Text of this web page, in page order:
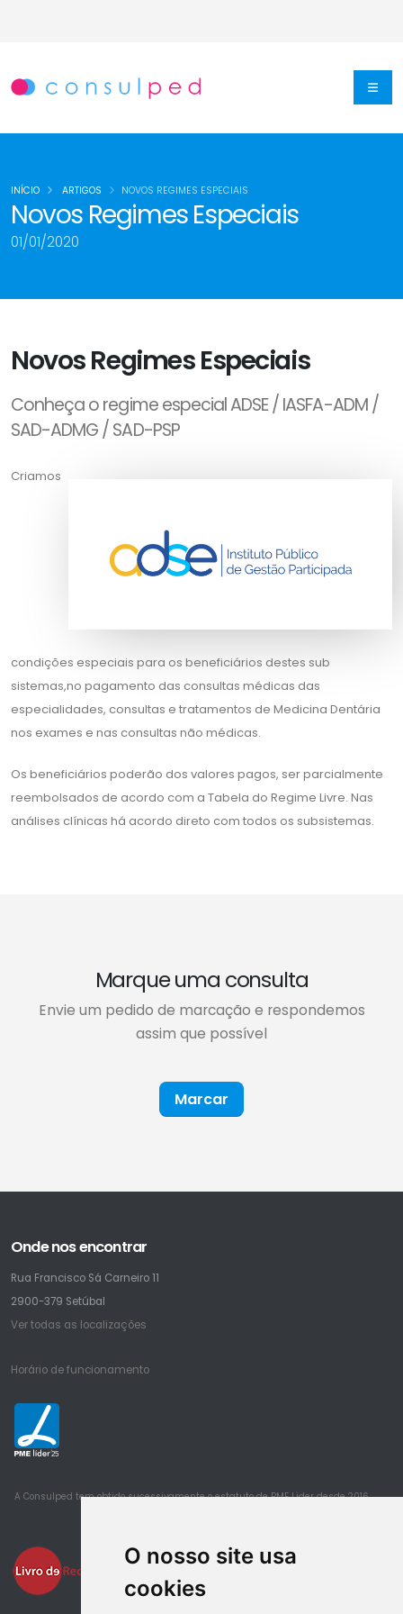
O nosso site usa
cookies
Novos Regimes Especiais
01/01/2020
INÍCIO ARTIGOS NOVOS REGIMES ESPECIAIS
Novos Regimes Especiais
Conheça o regime especial ADSE / IASFA-ADM /
SAD-ADMG / SAD-PSP
Criamos
condições especiais para os beneficiários destes sub
sistemas,no pagamento das consultas médicas das
especialidades, consultas e tratamentos de Medicina Dentária
nos exames e nas consultas não médicas.
Os beneficiários poderão dos valores pagos, ser parcialmente
reembolsados de acordo com a Tabela do Regime Livre. Nas
análises clínicas há acordo direto com todos os subsistemas.
Marque uma consulta
Envie um pedido de marcação e respondemos
assim que possível
Marcar
Onde nos encontrar
Rua Francisco Sá Carneiro 11
2900-379 Setúbal
Ver todas as localizações
Horário de funcionamento
25
A Consulped tem obtido sucessivamente o estatuto de PME Lider desde 2016